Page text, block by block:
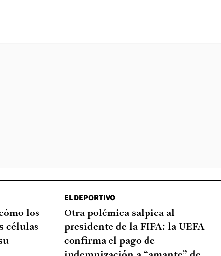
los
células
EL DEPORTIVO
Otra polémica salpica al
presidente de la FIFA: la UEFA
confirma el pago de